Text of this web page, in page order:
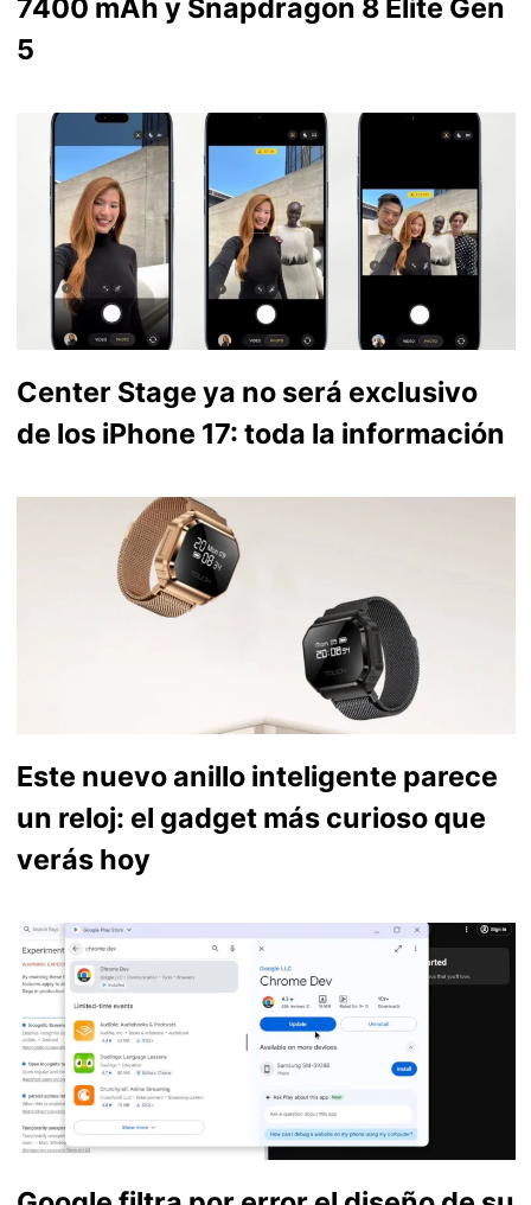
7400 mAh y Snapdragon 8 Elite Gen
5
Center Stage ya no será exclusivo
de los iPhone 17: toda la información
Este nuevo anillo inteligente parece
un reloj: el gadget más curioso que
verás hoy